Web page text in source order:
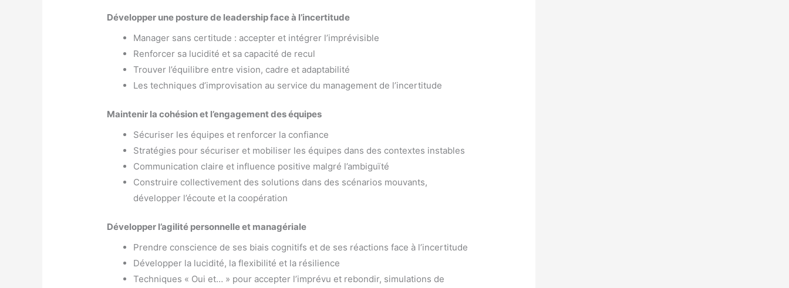
Développer une posture de leadership face à l’incertitude
Manager sans certitude : accepter et intégrer l’imprévisible
Renforcer sa lucidité et sa capacité de recul
Trouver l’équilibre entre vision, cadre et adaptabilité
Les techniques d’improvisation au service du management de l’incertitude
Maintenir la cohésion et l’engagement des équipes
Sécuriser les équipes et renforcer la confiance
Stratégies pour sécuriser et mobiliser les équipes dans des contextes instables
Communication claire et influence positive malgré l’ambiguïté
Construire collectivement des solutions dans des scénarios mouvants,
développer l’écoute et la coopération
Développer l’agilité personnelle et managériale
Prendre conscience de ses biais cognitifs et de ses réactions face à l’incertitude
Développer la lucidité, la flexibilité et la résilience
Techniques « Oui et… » pour accepter l’imprévu et rebondir, simulations de